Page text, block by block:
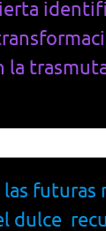
la
dulce